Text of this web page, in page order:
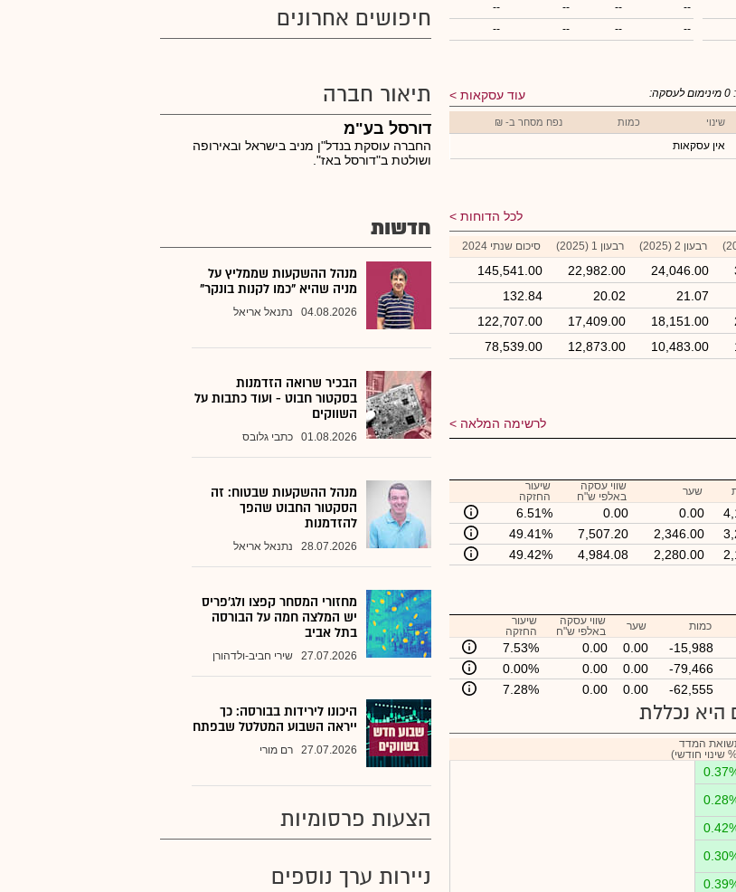
--
--
--
--
--
--
--
--
עוד עסקאות 0 מינימום לעסקה:
שינוי כמות נפח מסחר ב- ₪
אין עסקאות
לכל הדוחות
רבעון 2 (2025) רבעון 1 (2025) סיכום שנתי 2024
24,046.00
22,982.00
145,541.00
21.07
20.02
132.84
18,151.00
17,409.00
122,707.00
10,483.00
12,873.00
78,539.00
לרשימה המלאה
שער
שווי עסקה
באלפי ש"ח
שיעור
החזקה
0.00
0.00
6.51%
2,346.00
7,507.20
49.41%
2,280.00
4,984.08
49.42%
כמות שער
שווי עסקה
באלפי ש"ח
שיעור
החזקה
-15,988
0.00
0.00
7.53%
-79,466
0.00
0.00
0.00%
-62,555
0.00
0.00
7.28%
נכללת
המדד
שינוי חודשי)
חיפושים אחרונים
תיאור חברה
דורסל בע"מ
החברה עוסקת בנדל"ן מניב בישראל ובאירופה
ושולטת ב"דורסל באז".
חדשות
מנהל ההשקעות שממליץ על
מניה שהיא "כמו לקנות בונקר"
04.08.2026 נתנאל אריאל
הבכיר שרואה הזדמנות
בסקטור חבוט - ועוד כתבות על
השווקים
01.08.2026 כתבי גלובס
מנהל ההשקעות שבטוח: זה
הסקטור החבוט שהפך
להזדמנות
28.07.2026 נתנאל אריאל
מחזורי המסחר קפצו ולג'פריס
יש המלצה חמה על הבורסה
בתל אביב
27.07.2026 שירי חביב-ולדהורן
היכונו לירידות בבורסה: כך
ייראה השבוע המטלטל שבפתח
27.07.2026 רם מורי
הצעות פרסומיות
ניירות ערך נוספים